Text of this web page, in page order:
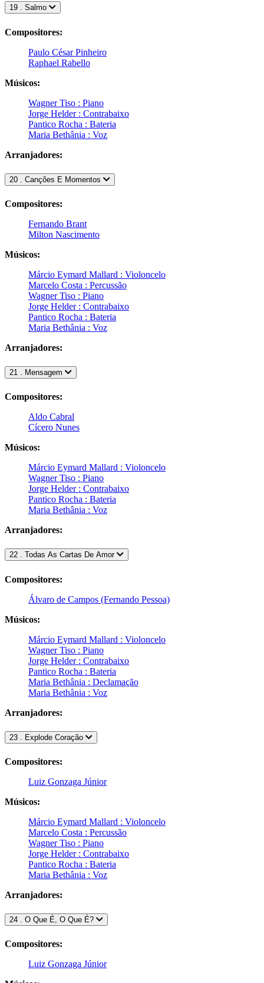
19 . Salmo
Compositores:
Paulo César Pinheiro
Raphael Rabello
Músicos:
Wagner Tiso : Piano
Jorge Helder : Contrabaixo
Pantico Rocha : Bateria
Maria Bethânia : Voz
Arranjadores:
20 . Canções E Momentos
Compositores:
Fernando Brant
Milton Nascimento
Músicos:
Márcio Eymard Mallard : Violoncelo
Marcelo Costa : Percussão
Wagner Tiso : Piano
Jorge Helder : Contrabaixo
Pantico Rocha : Bateria
Maria Bethânia : Voz
Arranjadores:
21 . Mensagem
Compositores:
Aldo Cabral
Cícero Nunes
Músicos:
Márcio Eymard Mallard : Violoncelo
Wagner Tiso : Piano
Jorge Helder : Contrabaixo
Pantico Rocha : Bateria
Maria Bethânia : Voz
Arranjadores:
22 . Todas As Cartas De Amor
Compositores:
Álvaro de Campos (Fernando Pessoa)
Músicos:
Márcio Eymard Mallard : Violoncelo
Wagner Tiso : Piano
Jorge Helder : Contrabaixo
Pantico Rocha : Bateria
Maria Bethânia : Declamação
Maria Bethânia : Voz
Arranjadores:
23 . Explode Coração
Compositores:
Luiz Gonzaga Júnior
Músicos:
Márcio Eymard Mallard : Violoncelo
Marcelo Costa : Percussão
Wagner Tiso : Piano
Jorge Helder : Contrabaixo
Pantico Rocha : Bateria
Maria Bethânia : Voz
Arranjadores:
24 . O Que É, O Que É?
Compositores:
Luiz Gonzaga Júnior